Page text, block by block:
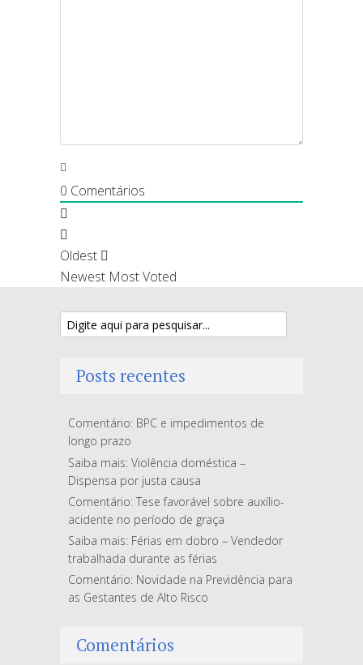
0 Comentários
Oldest
Newest Most Voted
Posts recentes
Comentário: BPC e impedimentos de
longo prazo
Saiba mais: Violência doméstica –
Dispensa por justa causa
Comentário: Tese favorável sobre auxílio-
acidente no período de graça
Saiba mais: Férias em dobro – Vendedor
trabalhada durante as férias
Comentário: Novidade na Previdência para
as Gestantes de Alto Risco
Comentários